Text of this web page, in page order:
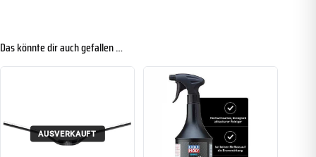
Das könnte dir auch gefallen …
AUSVERKAUFT